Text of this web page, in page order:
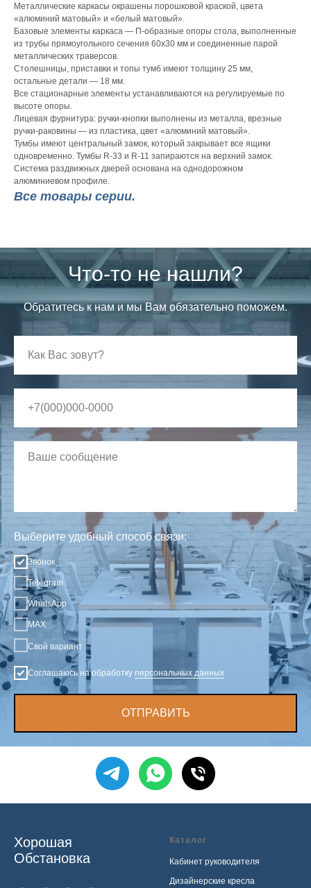
Металлические каркасы окрашены порошковой краской, цвета
«алюминий матовый» и «белый матовый».
Базовые элементы каркаса — П-образные опоры стола, выполненные
из трубы прямоугольного сечения 60х30 мм и соединенные парой
металлических траверсов.
Столешницы, приставки и топы тумб имеют толщину 25 мм,
остальные детали — 18 мм.
Все стационарные элементы устанавливаются на регулируемые по
высоте опоры.
Лицевая фурнитура: ручки-кнопки выполнены из металла, врезные
ручки-раковины — из пластика, цвет «алюминий матовый».
Тумбы имеют центральный замок, который закрывает все ящики
одновременно. Тумбы R-33 и R-11 запираются на верхний замок.
Система раздвижных дверей основана на однодорожном
алюминиевом профиле.
Все товары серии.
Что-то не нашли?
Обратитесь к нам и мы Вам обязательно поможем.
Выберите удобный способ связи:
Звонок
Telegram
WhatsApp
MAX
Свой вариант
Соглашаюсь на обработку персональных данных
ОТПРАВИТЬ
Хорошая
Обстановка
Каталог
Кабинет руководителя
Дизайнерские кресла